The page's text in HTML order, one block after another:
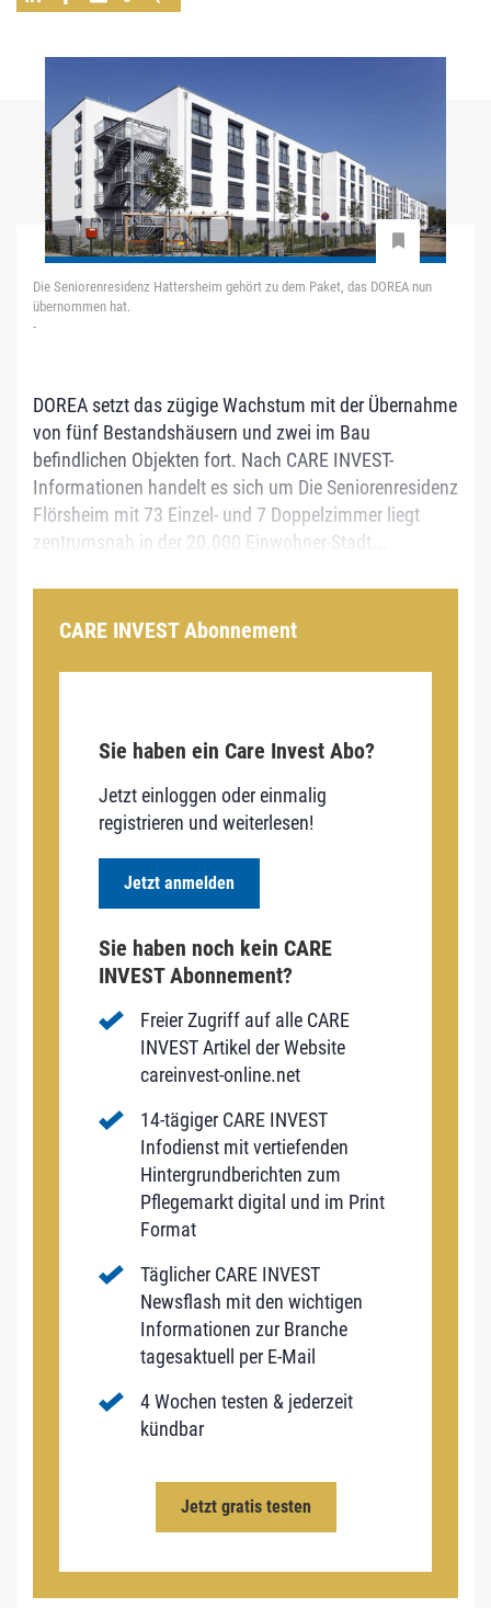
Die Seniorenresidenz Hattersheim gehört zu dem Paket, das DOREA nun
übernommen hat.
-
DOREA setzt das zügige Wachstum mit der Übernahme
von fünf Bestandshäusern und zwei im Bau
befindlichen Objekten fort. Nach CARE INVEST-
Informationen handelt es sich um Die Seniorenresidenz
Flörsheim mit 73 Einzel- und 7 Doppelzimmer liegt
zentrumsnah in der 20.000 Einwohner-Stadt...
CARE INVEST Abonnement
Sie haben ein Care Invest Abo?
Jetzt einloggen oder einmalig
registrieren und weiterlesen!
Jetzt anmelden
Sie haben noch kein CARE
INVEST Abonnement?
Freier Zugriff auf alle CARE
INVEST Artikel der Website
careinvest-online.net
14-tägiger CARE INVEST
Infodienst mit vertiefenden
Hintergrundberichten zum
Pflegemarkt digital und im Print
Format
Täglicher CARE INVEST
Newsflash mit den wichtigen
Informationen zur Branche
tagesaktuell per E-Mail
4 Wochen testen & jederzeit
kündbar
Jetzt gratis testen